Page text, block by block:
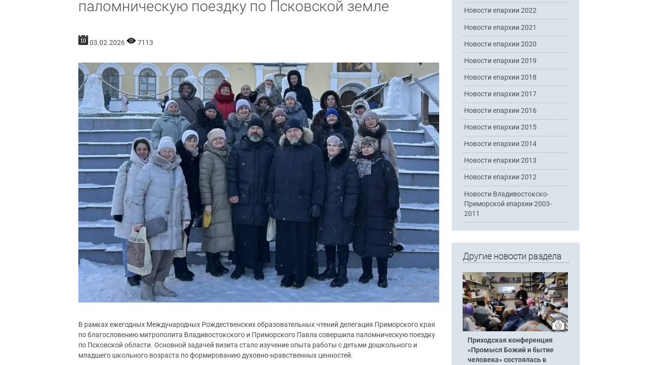
паломническую поездку по Псковской земле
03.02.2026 7113
В рамках ежегодных Международных Рождественских образовательных чтений делегация Приморского края
по благословению митрополита Владивостокского и Приморского Павла совершила паломническую поездку
по Псковской области. Основной задачей визита стало изучение опыта работы с детьми дошкольного и
младшего школьного возраста по формированию духовно-нравственных ценностей.
Новости епархии 2022
Новости епархии 2021
Новости епархии 2020
Новости епархии 2019
Новости епархии 2018
Новости епархии 2017
Новости епархии 2016
Новости епархии 2015
Новости епархии 2014
Новости епархии 2013
Новости епархии 2012
Новости Владивостокско-
Приморской епархии 2003-
2011
Другие новости раздела
Приходская конференция
«Промысл Божий и бытие
человека» состоялась в